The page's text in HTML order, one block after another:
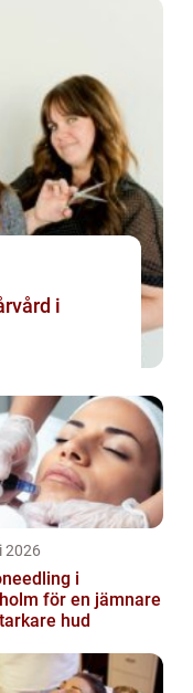
2026
i
jämnare
hud